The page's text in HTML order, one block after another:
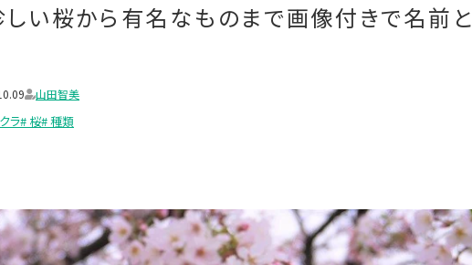
い桜から有名なものまで画像付きで名前と
山田智美
ラ# 桜# 種類